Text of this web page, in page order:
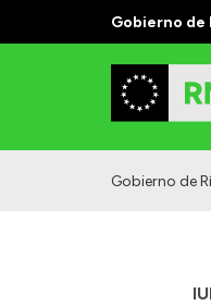
Gobierno de
Gobierno de